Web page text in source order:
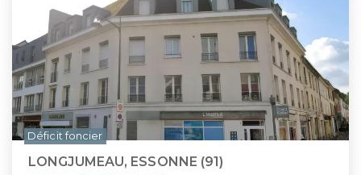
LONGJUMEAU, ESSONNE (91)
Déficit foncier